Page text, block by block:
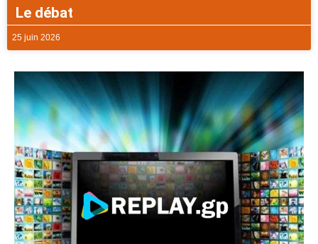
Le débat
25 juin 2026